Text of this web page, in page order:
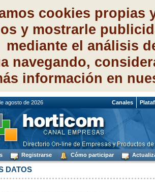
cookies propias
y mostrarle
mediante el análisis
navegando,
información en
de agosto de 2026 Canales
Registrarse Cómo participar
DATOS